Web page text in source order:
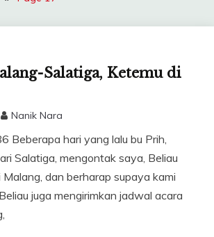
Salatiga, Ketemu di
Nanik Nara
Beberapa hari yang lalu bu Prih,
Salatiga, mengontak saya, Beliau
dan berharap supaya kami
juga mengirimkan jadwal acara